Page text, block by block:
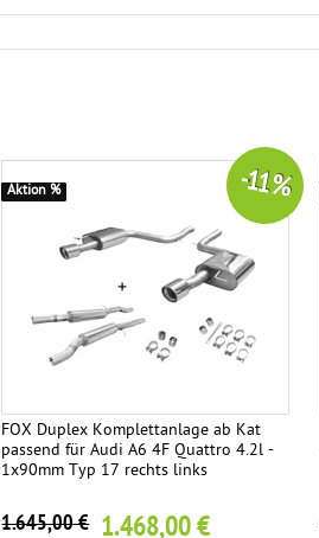
FOX Duplex Komplettanlage ab Kat
passend für Audi A6 4F Quattro 4.2l -
1x90mm Typ 17 rechts links
1.645,00 € 1.468,00 €
-11 %
Aktion %